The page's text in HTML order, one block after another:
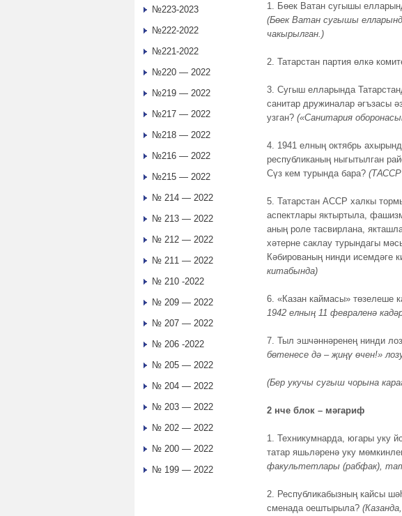
1. Бөек Ватан сугышы
(Бөек Ватан сугышы
чакырылган.)
2. Татарстан партия өлкә
3. Сугыш елларында
санитар дружиналар әгъзасы
узган? («Санитария
4. 1941 елның октябрь
республиканың ныгытылган
Сүз кем турында бара? (ТАССР
5. Татарстан АССР халкы
аспектлары яктыртыла,
аның роле тасвирлана,
хәтерне саклау турындагы
Кәбированың нинди исемдәге
китабында)
6. «Казан каймасы» төзелеше
1942 елның 11 февраленә
7. Тыл эшчәннәренең нинди
бөтенесе дә – җиңү өчен!»
(Бер укучы сугыш чорына
2 нче блок – мәгариф
1. Техникумнарда, югары уку
татар яшьләренә уку
факультетлары (рабфак),
2. Республикабызның кайсы
сменада оештырыла?
№223-2023
№222-2022
№221-2022
№220 — 2022
№219 — 2022
№217 — 2022
№218 — 2022
№216 — 2022
№215 — 2022
№ 214 — 2022
№ 213 — 2022
№ 212 — 2022
№ 211 — 2022
№ 210 -2022
№ 209 — 2022
№ 207 — 2022
№ 206 -2022
№ 205 — 2022
№ 204 — 2022
№ 203 — 2022
№ 202 — 2022
№ 200 — 2022
№ 199 — 2022